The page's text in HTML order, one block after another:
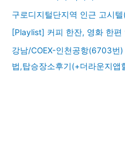
구로디지털단지역 인근 고시
[Playlist] 커피 한잔, 영화 한편
강남/COEX-인천공항(6703번
법,탑승장소후기(+더라운지앱